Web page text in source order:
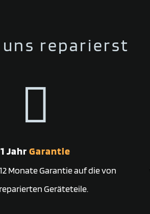
reparierst

1 JahrGarantie
Monate Garantie auf die von
Geräteteile.